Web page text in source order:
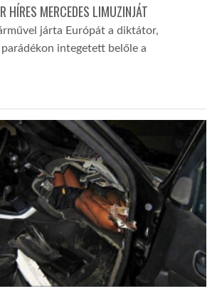
HÍRES MERCEDES LIMUZINJÁT
járta Európát a diktátor,
integetett belőle a